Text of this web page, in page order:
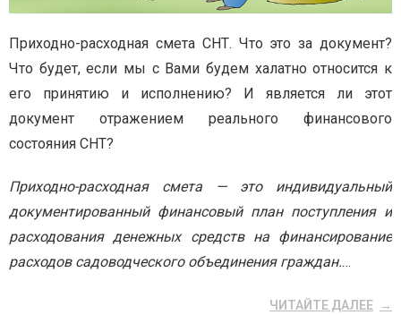
Приходно-расходная смета СНТ. Что это за документ?
Что будет, если мы с Вами будем халатно относится к
его принятию и исполнению? И является ли этот
документ отражением реального финансового
состояния СНТ?
Приходно-расходная смета — это индивидуальный
документированный финансовый план поступления и
расходования денежных средств на финансирование
расходов садоводческого объединения граждан.…
ЧИТАЙТЕ ДАЛЕЕ